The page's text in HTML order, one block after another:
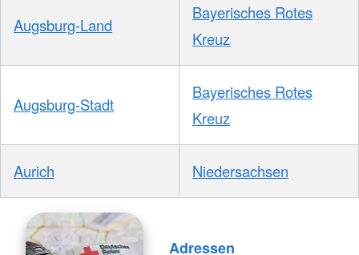
Augsburg-Land
Bayerisches Rotes
Kreuz
Augsburg-Stadt
Bayerisches Rotes
Kreuz
Aurich Niedersachsen
Adressen